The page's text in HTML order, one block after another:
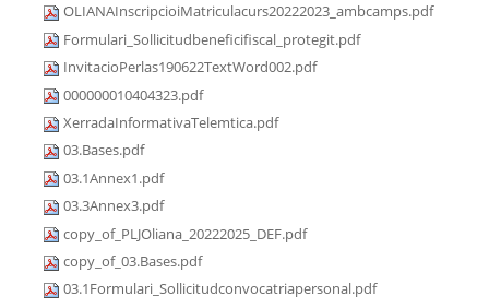
OLIANAInscripcioiMatriculacurs20222023_ambcamps.pdf
Formulari_Sollicitudbeneficifiscal_protegit.pdf
InvitacioPerlas190622TextWord002.pdf
000000010404323.pdf
XerradaInformativaTelemtica.pdf
03.Bases.pdf
03.1Annex1.pdf
03.3Annex3.pdf
copy_of_PLJOliana_20222025_DEF.pdf
copy_of_03.Bases.pdf
03.1Formulari_Sollicitudconvocatriapersonal.pdf